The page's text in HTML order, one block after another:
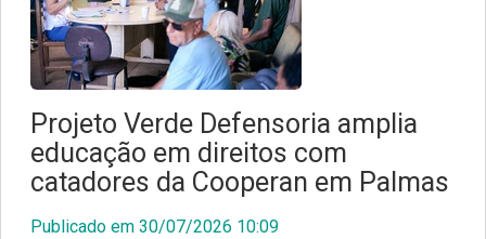
Projeto Verde Defensoria amplia
educação em direitos com
catadores da Cooperan em Palmas
Publicado em 30/07/2026 10:09